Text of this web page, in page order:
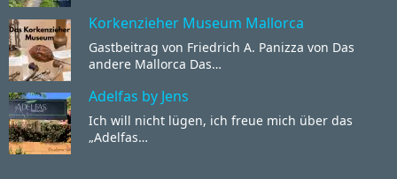
Korkenzieher Museum Mallorca
Gastbeitrag von Friedrich A. Panizza von Das
andere Mallorca Das…
Adelfas by Jens
Ich will nicht lügen, ich freue mich über das
„Adelfas…